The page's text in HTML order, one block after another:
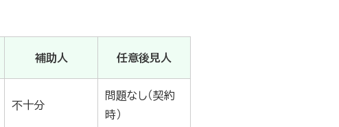
補助人 任意後見人
不十分
問題なし（契約
時）